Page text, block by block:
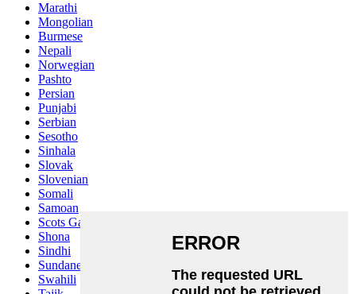
Marathi
Mongolian
Burmese
Nepali
Norwegian
Pashto
Persian
Punjabi
Serbian
Sesotho
Sinhala
Slovak
Slovenian
Somali
Samoan
Scots Gaelic
Shona
Sindhi
Sundanese
Swahili